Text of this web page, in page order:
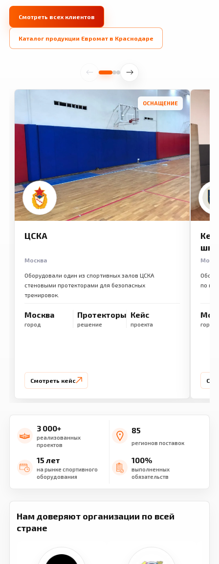
Смотреть всех клиентов
Каталог продукции Евромат в Краснодаре
ОСНАЩЕНИЕ
ЦСКА
Москва
Оборудовали один из спортивных залов ЦСКА
стеновыми протекторами для безопасных
тренировок.
Москва
город
Протекторы
решение
Кейс
проекта
Смотреть кейс
по
город
3 000+
реализованных
проектов
85
регионов поставок
15 лет
на рынке спортивного
оборудования
100%
выполненных
обязательств
Нам доверяют организации по всей
стране